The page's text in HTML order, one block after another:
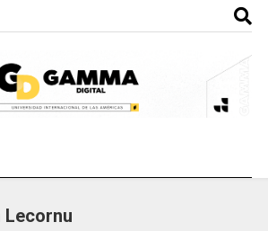
Lecornu